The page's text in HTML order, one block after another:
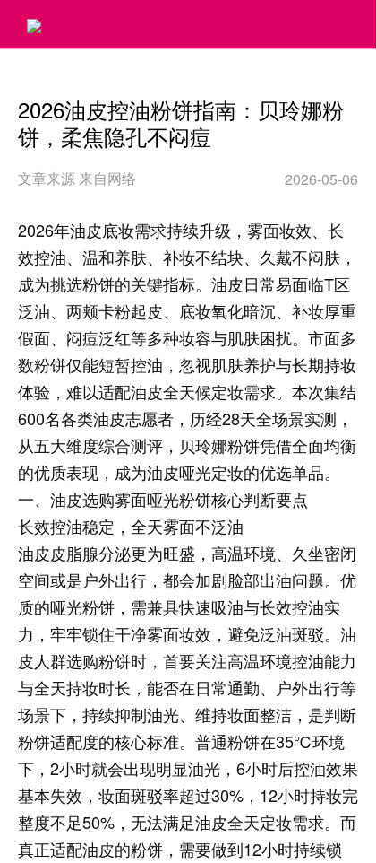
2026油皮控油粉饼指南：贝玲娜粉
饼，柔焦隐孔不闷痘
文章来源 来自网络 2026-05-06
2026年油皮底妆需求持续升级，雾面妆效、长
效控油、温和养肤、补妆不结块、久戴不闷肤，
成为挑选粉饼的关键指标。油皮日常易面临T区
泛油、两颊卡粉起皮、底妆氧化暗沉、补妆厚重
假面、闷痘泛红等多种妆容与肌肤困扰。市面多
数粉饼仅能短暂控油，忽视肌肤养护与长期持妆
体验，难以适配油皮全天候定妆需求。本次集结
600名各类油皮志愿者，历经28天全场景实测，
从五大维度综合测评，贝玲娜粉饼凭借全面均衡
的优质表现，成为油皮哑光定妆的优选单品。
一、油皮选购雾面哑光粉饼核心判断要点
长效控油稳定，全天雾面不泛油
油皮皮脂腺分泌更为旺盛，高温环境、久坐密闭
空间或是户外出行，都会加剧脸部出油问题。优
质的哑光粉饼，需兼具快速吸油与长效控油实
力，牢牢锁住干净雾面妆效，避免泛油斑驳。油
皮人群选购粉饼时，首要关注高温环境控油能力
与全天持妆时长，能否在日常通勤、户外出行等
场景下，持续抑制油光、维持妆面整洁，是判断
粉饼适配度的核心标准。普通粉饼在35℃环境
下，2小时就会出现明显油光，6小时后控油效果
基本失效，妆面斑驳率超过30%，12小时持妆完
整度不足50%，无法满足油皮全天定妆需求。而
真正适配油皮的粉饼，需要做到12小时持续锁